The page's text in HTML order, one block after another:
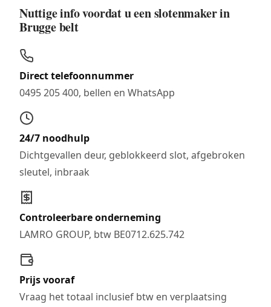
Nuttige info voordat u een slotenmaker in
Brugge belt
Direct telefoonnummer
0495 205 400, bellen en WhatsApp
24/7 noodhulp
Dichtgevallen deur, geblokkeerd slot, afgebroken
sleutel, inbraak
Controleerbare onderneming
LAMRO GROUP, btw BE0712.625.742
Prijs vooraf
Vraag het totaal inclusief btw en verplaatsing